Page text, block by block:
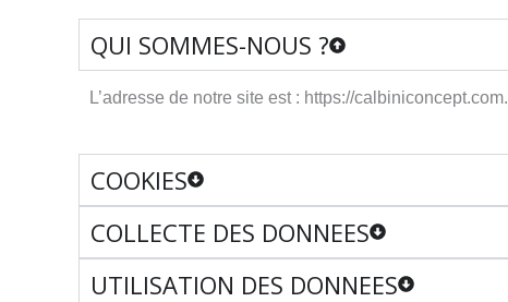
QUI SOMMES-NOUS ?
L’adresse de notre site est : https://calbiniconcept.com.
COOKIES
COLLECTE DES DONNEES
UTILISATION DES DONNEES